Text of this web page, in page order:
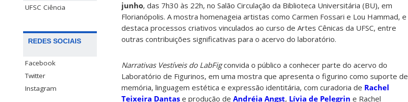
UFSC Ciência
REDES SOCIAIS
Facebook
Twitter
Instagram
junho, das 7h30 às 22h, no Salão Circulação da Biblioteca Universitária (BU), em
Florianópolis. A mostra homenageia artistas como Carmen Fossari e Lou Hammad, e
destaca processos criativos vinculados ao curso de Artes Cênicas da UFSC, entre
outras contribuições significativas para o acervo do laboratório.
Narrativas Vestíveis do LabFigconvida o público a conhecer parte do acervo do
Laboratório de Figurinos, em uma mostra que apresenta o figurino como suporte de
memória, linguagem estética e expressão identitária, com curadoria de Rachel
Teixeira Dantas e produção de Andréia Angst, Lívia de Pelegrin e Rachel